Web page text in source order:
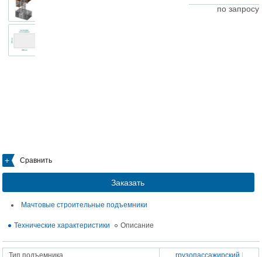
Сравнить
Заказать
по запросу
Мачтовые строительные подъемники
Технические характеристики Описание
Тип подъемника грузопассажирский